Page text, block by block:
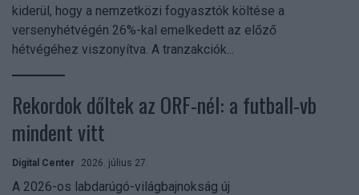
kiderül, hogy a nemzetközi fogyasztók költése a
versenyhétvégén 26%-kal emelkedett az előző
hétvégéhez viszonyítva. A tranzakciók...
Rekordok dőltek az ORF-nél: a futball-vb
mindent vitt
Digital Center 2026. július 27.
A 2026-os labdarúgó-világbajnokság új